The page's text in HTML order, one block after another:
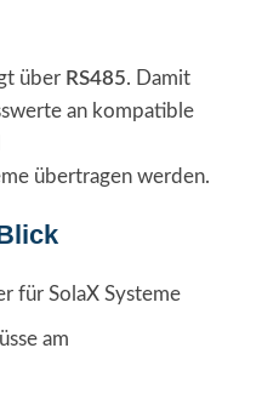
über RS485. Damit
an kompatible
übertragen werden.
für SolaX Systeme
am